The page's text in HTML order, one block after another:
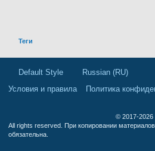
Теги
Default Style
Russian (RU)
Условия и правила
Политика
© 2017-2026
All rights reserved. При копировании
обязательна.